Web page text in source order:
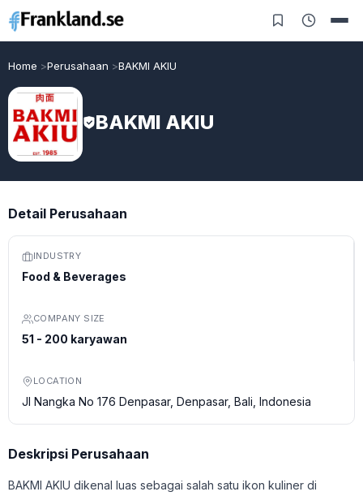
Home Perusahaan BAKMI AKIU
BAKMI AKIU
Detail Perusahaan
INDUSTRY
Food & Beverages
COMPANY SIZE
51 - 200 karyawan
LOCATION
Jl Nangka No 176 Denpasar, Denpasar, Bali, Indonesia
Deskripsi Perusahaan
BAKMI AKIU dikenal luas sebagai salah satu ikon kuliner di